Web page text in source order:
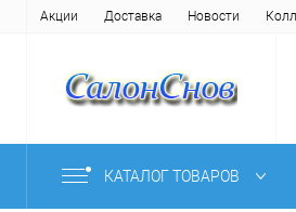
Акции Доставка Новости
КАТАЛОГ ТОВАРОВ